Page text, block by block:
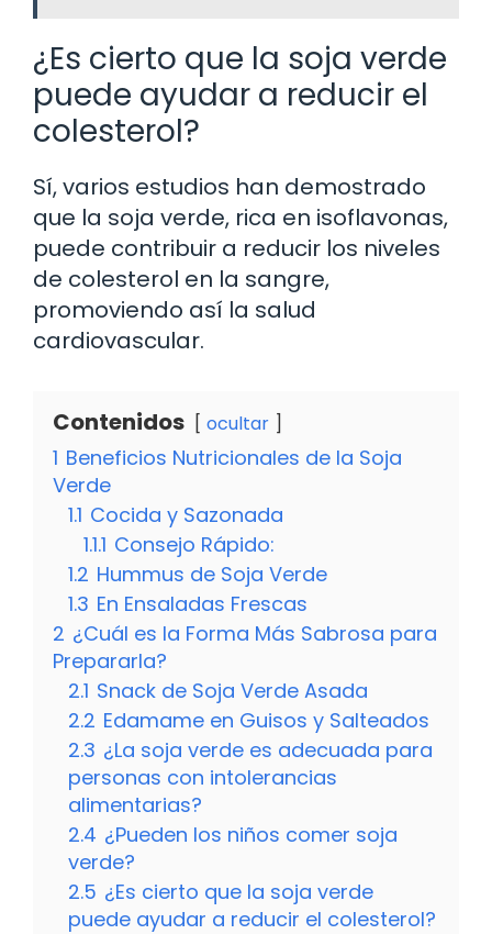
¿Es cierto que la soja verde
puede ayudar a reducir el
colesterol?
Sí, varios estudios han demostrado
que la soja verde, rica en isoflavonas,
puede contribuir a reducir los niveles
de colesterol en la sangre,
promoviendo así la salud
cardiovascular.
Contenidos ocultar
1 Beneficios Nutricionales de la Soja
Verde
1.1 Cocida y Sazonada
1.1.1 Consejo Rápido:
1.2 Hummus de Soja Verde
1.3 En Ensaladas Frescas
2 ¿Cuál es la Forma Más Sabrosa para
Prepararla?
2.1 Snack de Soja Verde Asada
2.2 Edamame en Guisos y Salteados
2.3 ¿La soja verde es adecuada para
personas con intolerancias
alimentarias?
2.4 ¿Pueden los niños comer soja
verde?
2.5 ¿Es cierto que la soja verde
puede ayudar a reducir el colesterol?